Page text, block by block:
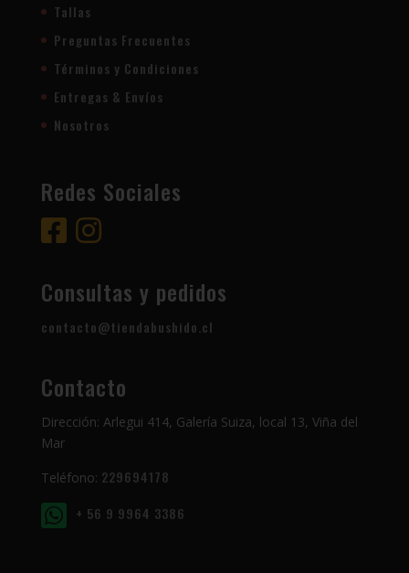
Tallas
Preguntas Frecuentes
Términos y Condiciones
Entregas & Envíos
Nosotros
Redes Sociales
Consultas y pedidos
contacto@tiendabushido.cl
Contacto
Dirección: Arlegui 414, Galería Suiza, local 13, Viña del
Mar
Teléfono: 229694178
+ 56 9 9964 3386